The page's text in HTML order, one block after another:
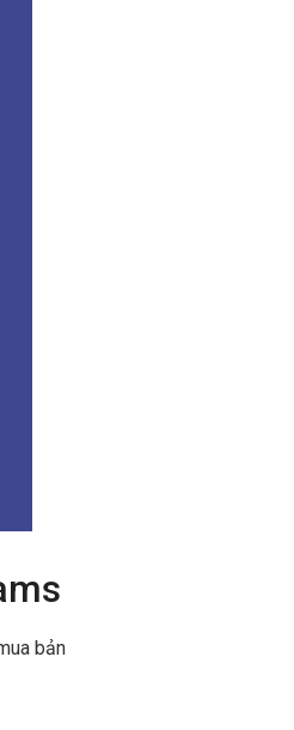
bản